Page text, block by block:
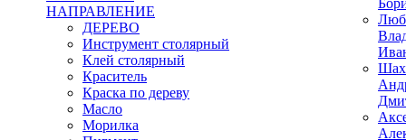
НАПРАВЛЕНИЕ
ДЕРЕВО
Инструмент столярный
Клей столярный
Краситель
Краска по дереву
Масло
Морилка